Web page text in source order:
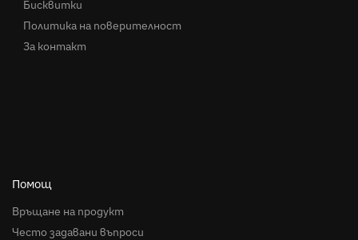
Бисквитки
Политика на поверителност
За контакт
Помощ
Връщане на продукт
Често задавани въпроси